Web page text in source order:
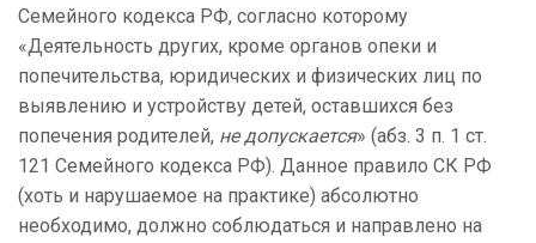
Семейного кодекса РФ, согласно которому
«Деятельность других, кроме органов опеки и
попечительства, юридических и физических лиц по
выявлению и устройству детей, оставшихся без
попечения родителей, не допускается» (абз. 3 п. 1 ст.
121 Семейного кодекса РФ). Данное правило СК РФ
(хоть и нарушаемое на практике) абсолютно
необходимо, должно соблюдаться и направлено на